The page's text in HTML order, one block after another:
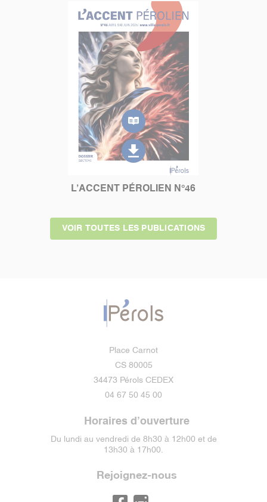
L’ACCENT PÉROLIEN N°46
VOIR TOUTES LES PUBLICATIONS
Place Carnot
CS 80005
34473 Pérols CEDEX
04 67 50 45 00
Horaires d’ouverture
Du lundi au vendredi de 8h30 à 12h00 et de
13h30 à 17h00.
Rejoignez-nous